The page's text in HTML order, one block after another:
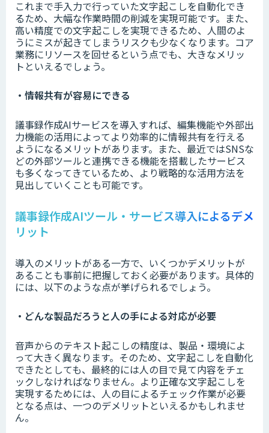
これまで手入力で行っていた文字起こしを自動化でき
るため、大幅な作業時間の削減を実現可能です。また、
高い精度での文字起こしを実現できるため、人間のよ
うにミスが起きてしまうリスクも少なくなります。コア
業務にリソースを回せるという点でも、大きなメリッ
トといえるでしょう。
・情報共有が容易にできる
議事録作成AIサービスを導入すれば、編集機能や外部出
力機能の活用によってより効率的に情報共有を行える
ようになるメリットがあります。また、最近ではSNSな
どの外部ツールと連携できる機能を搭載したサービス
も多くなってきているため、より戦略的な活用方法を
見出していくことも可能です。
議事録作成AIツール・サービス導入によるデメ
リット
導入のメリットがある一方で、いくつかデメリットが
あることも事前に把握しておく必要があります。具体的
には、以下のような点が挙げられるでしょう。
・どんな製品だろうと人の手による対応が必要
音声からのテキスト起こしの精度は、製品・環境によ
って大きく異なります。そのため、文字起こしを自動化
できたとしても、最終的には人の目で見て内容をチェ
ックしなければなりません。より正確な文字起こしを
実現するためには、人の目によるチェック作業が必要
となる点は、一つのデメリットといえるかもしれませ
ん。